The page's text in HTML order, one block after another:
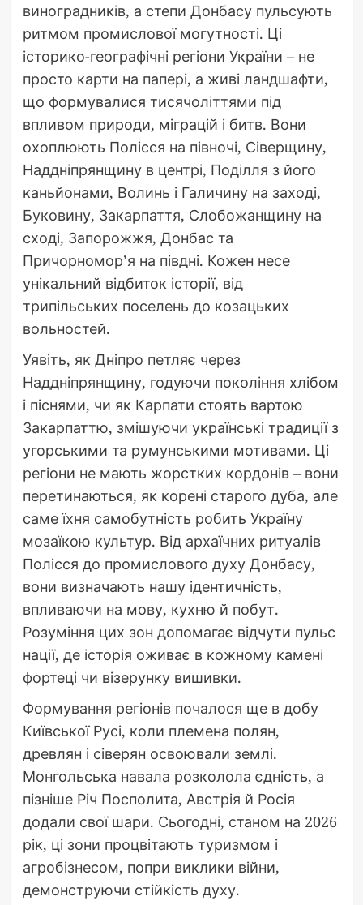
виноградників, а степи Донбасу пульсують
ритмом промислової могутності. Ці
історико-географічні регіони України – не
просто карти на папері, а живі ландшафти,
що формувалися тисячоліттями під
впливом природи, міграцій і битв. Вони
охоплюють Полісся на півночі, Сіверщину,
Наддніпрянщину в центрі, Поділля з його
каньйонами, Волинь і Галичину на заході,
Буковину, Закарпаття, Слобожанщину на
сході, Запорожжя, Донбас та
Причорномор’я на півдні. Кожен несе
унікальний відбиток історії, від
трипільських поселень до козацьких
вольностей.
Уявіть, як Дніпро петляє через
Наддніпрянщину, годуючи покоління хлібом
і піснями, чи як Карпати стоять вартою
Закарпаттю, змішуючи українські традиції з
угорськими та румунськими мотивами. Ці
регіони не мають жорстких кордонів – вони
перетинаються, як корені старого дуба, але
саме їхня самобутність робить Україну
мозаїкою культур. Від архаїчних ритуалів
Полісся до промислового духу Донбасу,
вони визначають нашу ідентичність,
впливаючи на мову, кухню й побут.
Розуміння цих зон допомагає відчути пульс
нації, де історія оживає в кожному камені
фортеці чи візерунку вишивки.
Формування регіонів почалося ще в добу
Київської Русі, коли племена полян,
древлян і сіверян освоювали землі.
Монгольська навала розколола єдність, а
пізніше Річ Посполита, Австрія й Росія
додали свої шари. Сьогодні, станом на 2026
рік, ці зони процвітають туризмом і
агробізнесом, попри виклики війни,
демонструючи стійкість духу.